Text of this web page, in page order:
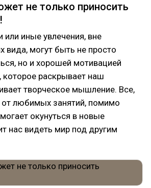
не только приносить
или иные увлечения, вне
вида, могут быть не просто
но и хорошей мотивацией
которое раскрывает наш
творческое мышление. Все,
любимых занятий, помимо
окунуться в новые
нас видеть мир под другим